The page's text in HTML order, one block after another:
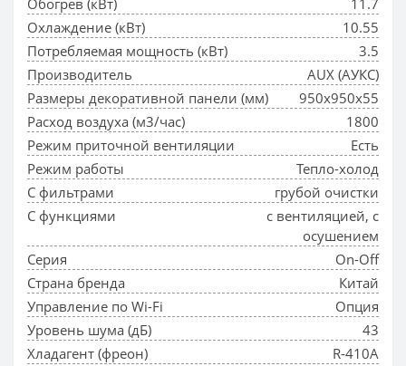
Охлаждение (кВт)
10.55
Потребляемая мощность (кВт)
3.5
Производитель
AUX (АУКС)
Размеры декоративной панели (мм)
950х950х55
Расход воздуха (м3/час)
1800
Режим приточной вентиляции
Есть
Режим работы
Тепло-холод
С фильтрами
грубой очистки
С функциями
с вентиляцией, с
осушением
Серия
On-Off
Страна бренда
Китай
Управление по Wi-Fi
Опция
Уровень шума (дБ)
43
Хладагент (фреон)
R-410A